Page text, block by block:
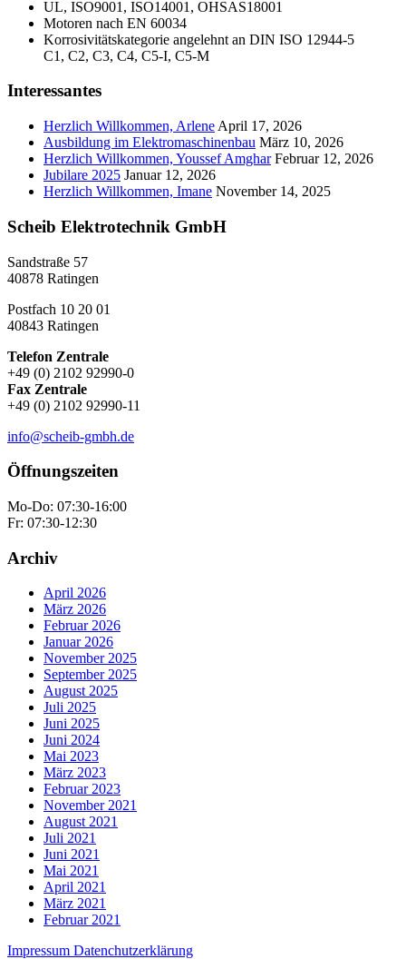
UL, ISO9001, ISO14001, OHSAS18001
Motoren nach EN 60034
Korrosivitätskategorie angelehnt an DIN ISO 12944-5
C1, C2, C3, C4, C5-I, C5-M
Interessantes
Herzlich Willkommen, Arlene April 17, 2026
Ausbildung im Elektromaschinenbau März 10, 2026
Herzlich Willkommen, Youssef Amghar Februar 12, 2026
Jubilare 2025 Januar 12, 2026
Herzlich Willkommen, Imane November 14, 2025
Scheib Elektrotechnik GmbH
Sandstraße 57
40878 Ratingen
Postfach 10 20 01
40843 Ratingen
Telefon Zentrale
+49 (0) 2102 92990-0
Fax Zentrale
+49 (0) 2102 92990-11
info@scheib-gmbh.de
Öffnungszeiten
Mo-Do: 07:30-16:00
Fr: 07:30-12:30
Archiv
April 2026
März 2026
Februar 2026
Januar 2026
November 2025
September 2025
August 2025
Juli 2025
Juni 2025
Juni 2024
Mai 2023
März 2023
Februar 2023
November 2021
August 2021
Juli 2021
Juni 2021
Mai 2021
April 2021
März 2021
Februar 2021
Impressum Datenchutzerklärung